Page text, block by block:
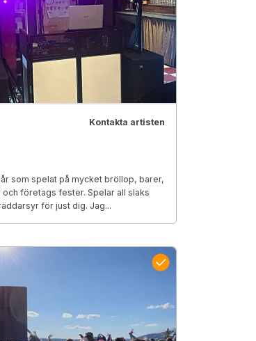
Kontakta artisten
år som spelat på mycket bröllop, barer,
företags fester. Spelar all slaks
för just dig. Jag...